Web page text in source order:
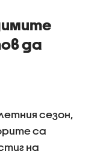
да
сезон,
са
на